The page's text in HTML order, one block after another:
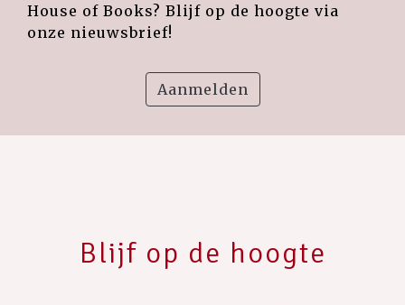
House of Books? Blijf op de hoogte via
onze nieuwsbrief!
Aanmelden
Blijf op de hoogte